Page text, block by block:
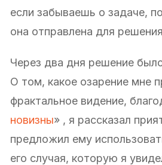
если забываешь о задаче,
она отправлена для
Через два дня решение
О том, какое озарение мне
фрактальное видение,
новизны» , я рассказал
предложил ему
его случая, которую я